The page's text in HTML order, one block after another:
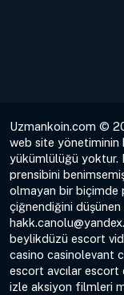
Uzmankoin.com ©
web site yönetiminin
yükümlülüğü yoktur.
prensibini
olmayan bir biçimde
çiğnendiğini
beylikdüzü escort
casino casinolevant
escort avcılar escort
izle aksiyon filmleri